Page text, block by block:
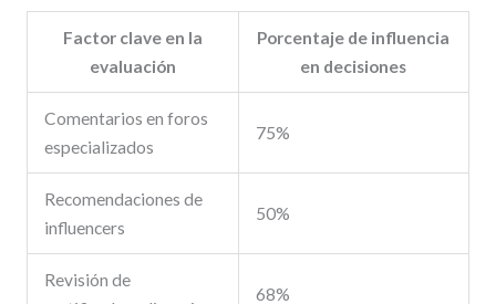
Factor clave en la
evaluación
Porcentaje de influencia
en decisiones
Comentarios en foros
especializados
75%
Recomendaciones de
influencers
50%
Revisión de
68%